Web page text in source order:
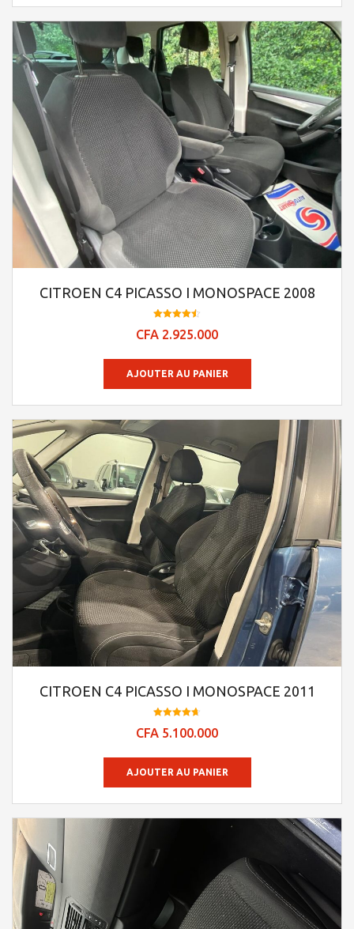
CITROEN C4 PICASSO I MONOSPACE 2008
4.48
CFA 2.925.000
AJOUTER AU PANIER
CITROEN C4 PICASSO I MONOSPACE 2011
4.66
CFA 5.100.000
AJOUTER AU PANIER